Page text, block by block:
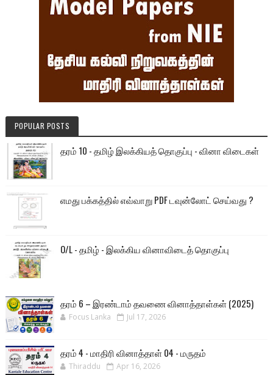
POPULAR POSTS
தரம் 10 - தமிழ் இலக்கியத் தொகுப்பு - வினா விடைகள்
எமது பக்கத்தில் எவ்வாறு PDF டவுன்லோட் செய்வது ?
O/L - தமிழ் - இலக்கிய வினாவிடைத் தொகுப்பு
தரம் 6 – இரண்டாம் தவணை வினாத்தாள்கள் (2025)
Focus Lanka Jul 17, 2026
தரம் 4 - மாதிரி வினாத்தாள் 04 - மருதம்
Thiraddu Apr 16, 2026